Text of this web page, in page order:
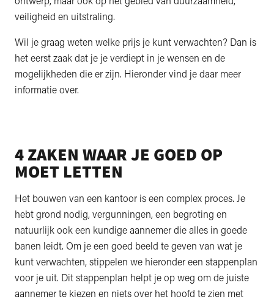
veiligheid en uitstraling.
Wil je graag weten welke prijs je kunt verwachten? Dan is
het eerst zaak dat je je verdiept in je wensen en de
mogelijkheden die er zijn. Hieronder vind je daar meer
informatie over.
4 ZAKEN WAAR JE GOED OP
MOET LETTEN
Het bouwen van een kantoor is een complex proces. Je
hebt grond nodig, vergunningen, een begroting en
natuurlijk ook een kundige aannemer die alles in goede
banen leidt. Om je een goed beeld te geven van wat je
kunt verwachten, stippelen we hieronder een stappenplan
voor je uit. Dit stappenplan helpt je op weg om de juiste
aannemer te kiezen en niets over het hoofd te zien met